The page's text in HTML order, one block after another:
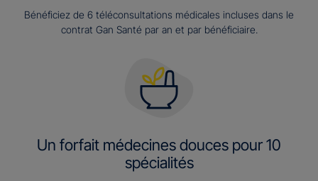
Bénéficiez de 6 téléconsultations médicales incluses dans le
contrat Gan Santé par an et par bénéficiaire.
Un forfait médecines douces pour 10
spécialités